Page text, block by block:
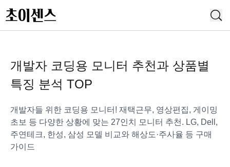
개발자 코딩용 모니터 추천과 상품별
특징 분석 TOP
개발자들 위한 코딩용 모니터! 재택근무, 영상편집, 게이밍
초보 등 다양한 상황에 맞는 27인치 모니터 추천. LG, Dell,
주연테크, 한성, 삼성 모델 비교와 해상도·주사율 등 구매
가이드